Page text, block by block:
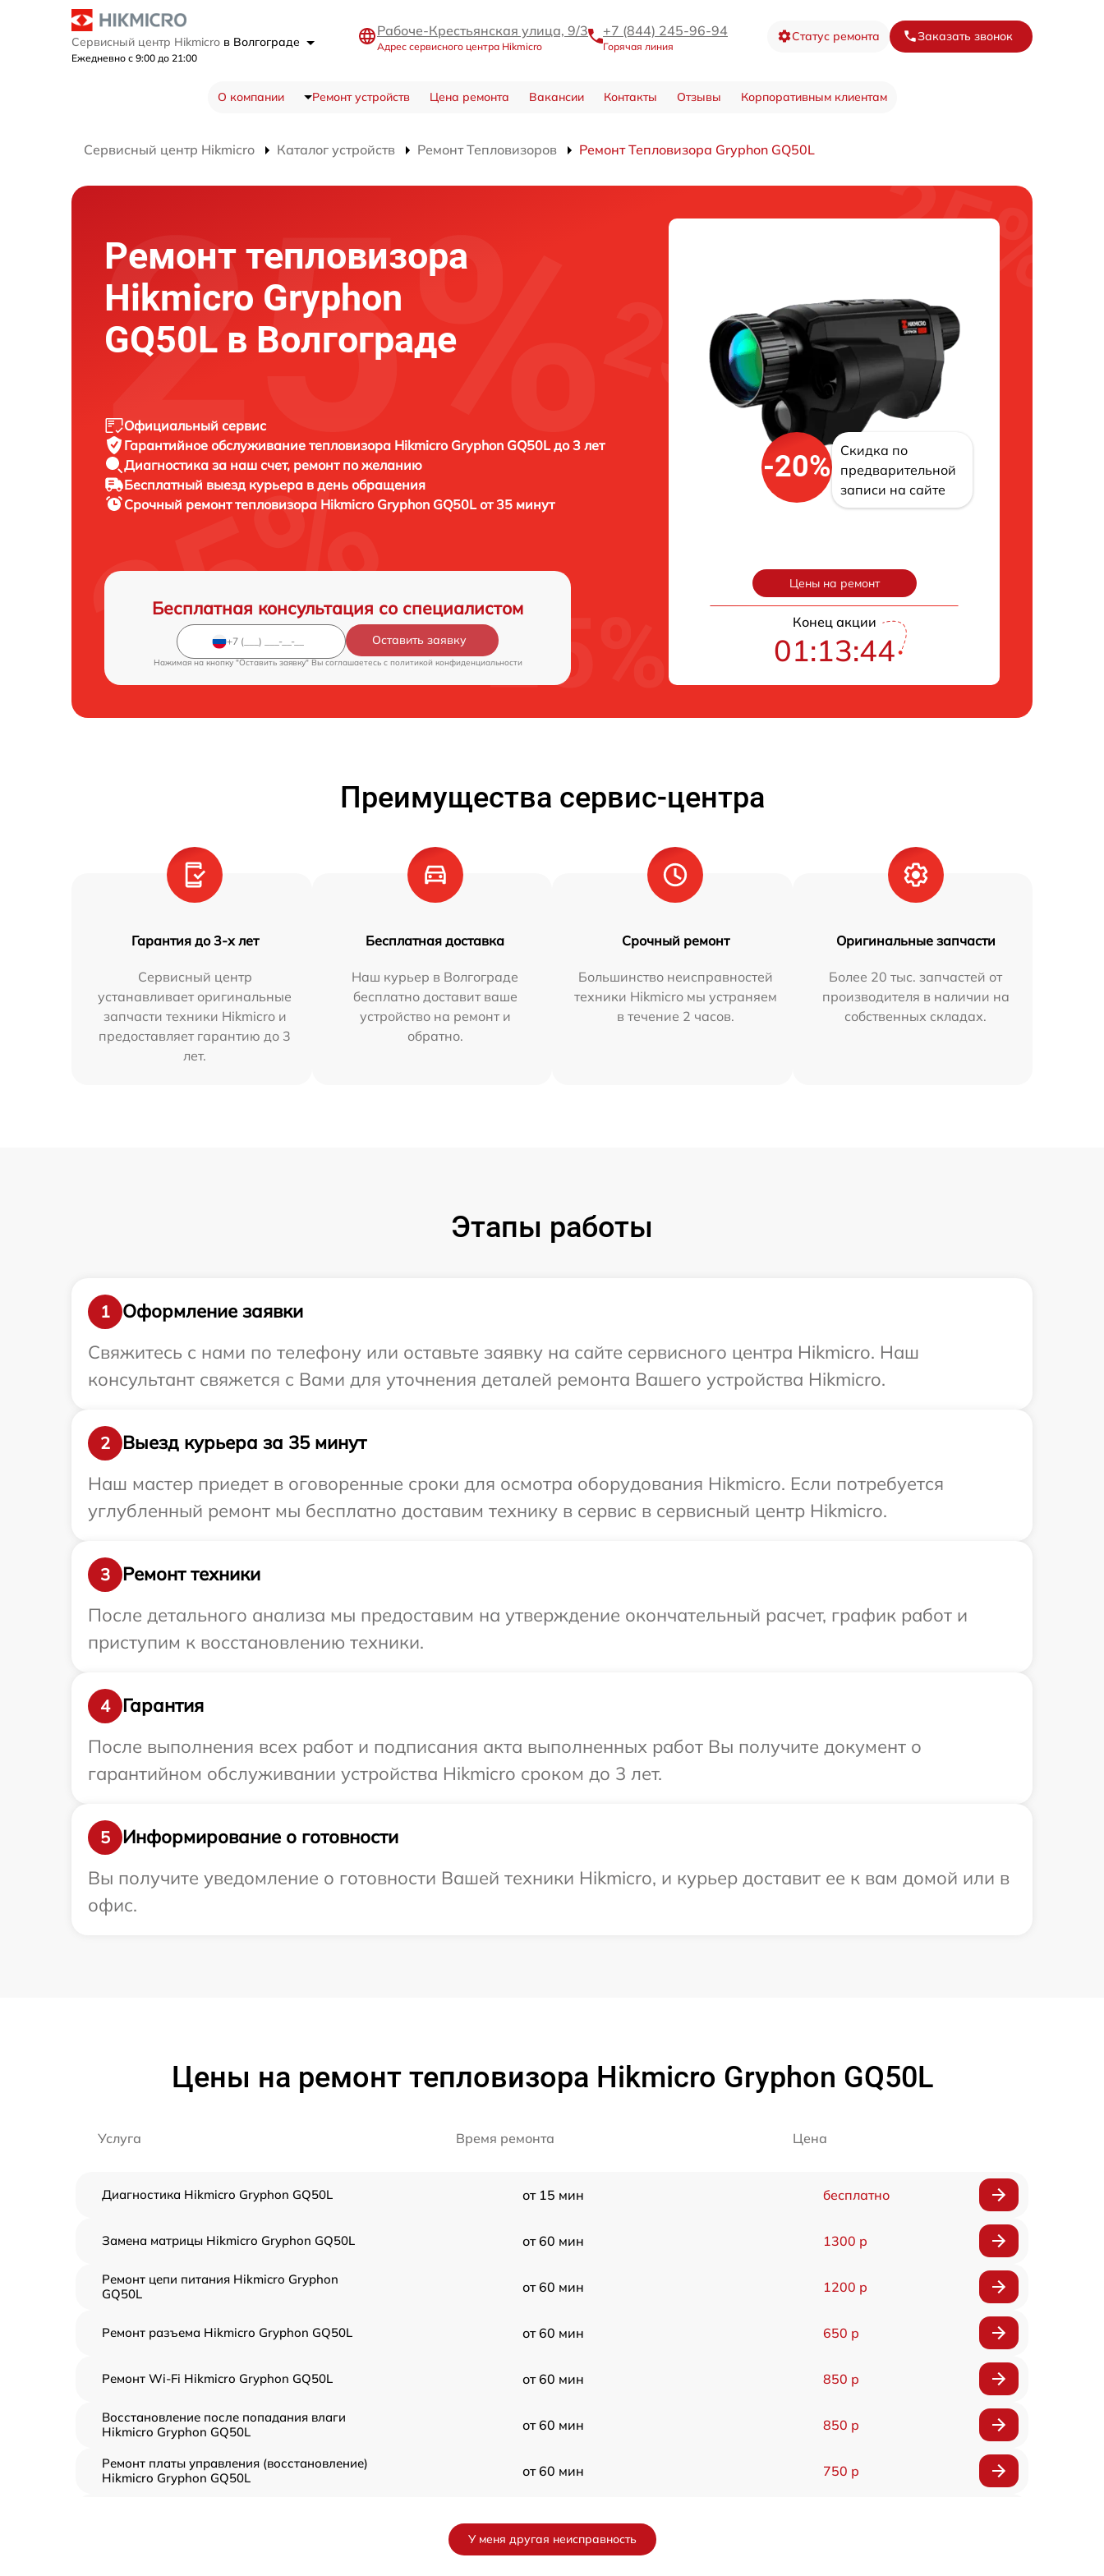
Сервисный центр Hikmicro в Волгограде
Ежедневно с 9:00 до 21:00
Рабоче-Крестьянская улица, 9/3
Адрес сервисного центра Hikmicro
+7 (844) 245-96-94
Горячая линия
Статус ремонта Заказать звонок
О компании Ремонт устройств Цена ремонта Вакансии Контакты Отзывы Корпоративным клиентам
Сервисный центр Hikmicro Каталог устройств Ремонт Тепловизоров Ремонт Тепловизора Gryphon GQ50L
Ремонт тепловизора
Hikmicro Gryphon
GQ50L в Волгограде
Официальный сервис
Гарантийное обслуживание тепловизора Hikmicro Gryphon GQ50L до 3 лет
Диагностика за наш счет, ремонт по желанию
Бесплатный выезд курьера в день обращения
Срочный ремонттепловизора Hikmicro Gryphon GQ50L от 35 минут
Бесплатная консультация со специалистом
Оставить заявку
Нажимая на кнопку "Оставить заявку" Вы соглашаетесь c политикой конфиденциальности
-20%
Скидка по
предварительной
записи на сайте
Цены на ремонт
Конец акции
01:13:43
Преимущества сервис-центра
Гарантия до 3-х лет
Сервисный центр
устанавливает оригинальные
запчасти техники Hikmicro и
предоставляет гарантию до 3
лет.
Бесплатная доставка
Наш курьер в Волгограде
бесплатно доставит ваше
устройство на ремонт и
обратно.
Срочный ремонт
Большинство неисправностей
техники Hikmicro мы устраняем
в течение 2 часов.
Оригинальные запчасти
Более 20 тыс. запчастей от
производителя в наличии на
собственных складах.
Этапы работы
1
Оформление заявки
Свяжитесь с нами по телефону или оставьте заявку на сайте сервисного центра Hikmicro. Наш
консультант свяжется с Вами для уточнения деталей ремонта Вашего устройства Hikmicro.
2
Выезд курьера за 35 минут
Наш мастер приедет в оговоренные сроки для осмотра оборудования Hikmicro. Если потребуется
углубленный ремонт мы бесплатно доставим технику в сервис в сервисный центр Hikmicro.
3
Ремонт техники
После детального анализа мы предоставим на утверждение окончательный расчет, график работ и
приступим к восстановлению техники.
4
Гарантия
После выполнения всех работ и подписания акта выполненных работ Вы получите документ о
гарантийном обслуживании устройства Hikmicro сроком до 3 лет.
5
Информирование о готовности
Вы получите уведомление о готовности Вашей техники Hikmicro, и курьер доставит ее к вам домой или в
офис.
Цены на ремонт тепловизора Hikmicro Gryphon GQ50L
Услуга Время ремонта Цена
Диагностика Hikmicro Gryphon GQ50L от 15 мин бесплатно
Замена матрицы Hikmicro Gryphon GQ50L от 60 мин 1300 р
Ремонт цепи питания Hikmicro Gryphon
GQ50L
от 60 мин 1200 р
Ремонт разъема Hikmicro Gryphon GQ50L от 60 мин 650 р
Ремонт Wi-Fi Hikmicro Gryphon GQ50L от 60 мин 850 р
Восстановление после попадания влаги
Hikmicro Gryphon GQ50L
от 60 мин 850 р
Ремонт платы управления (восстановление)
Hikmicro Gryphon GQ50L
от 60 мин 750 р
У меня другая неисправность